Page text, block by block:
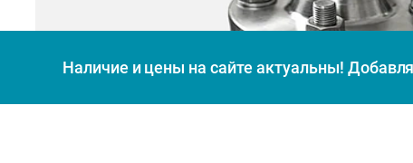
Наличие и цены на сайте актуальны!